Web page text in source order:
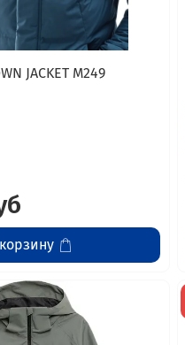
JACKET M249